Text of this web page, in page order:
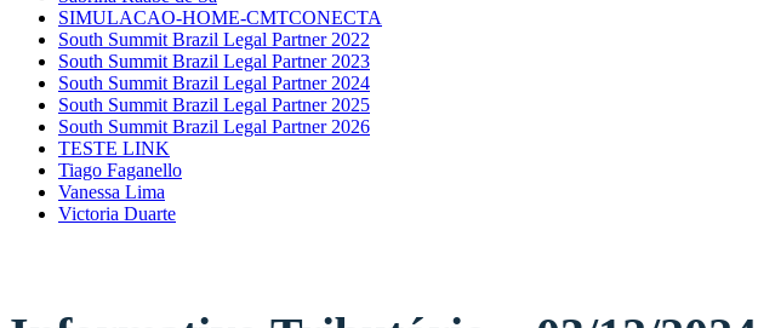
SIMULACAO-HOME-CMTCONECTA
South Summit Brazil Legal Partner 2022
South Summit Brazil Legal Partner 2023
South Summit Brazil Legal Partner 2024
South Summit Brazil Legal Partner 2025
South Summit Brazil Legal Partner 2026
TESTE LINK
Tiago Faganello
Vanessa Lima
Victoria Duarte